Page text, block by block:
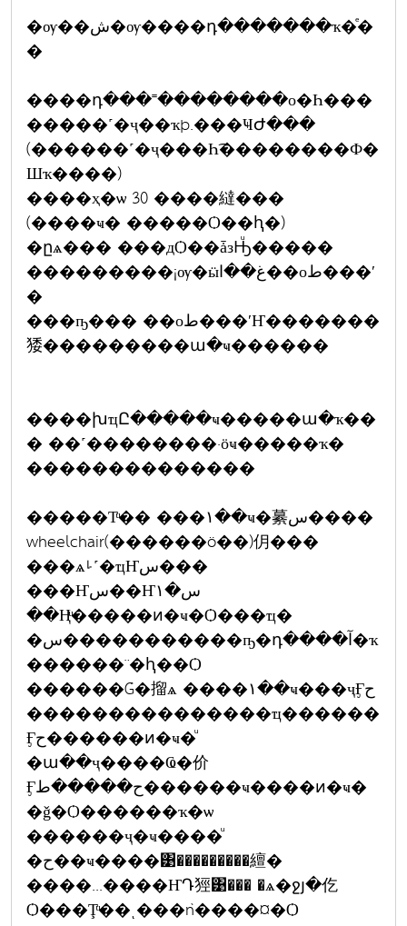
�ѹ��ش�ѹ����դ�������ҡ�ͤ�
�
����դ���˭��������о�Һ���
�����˹�ҷ��ҡþ.���ҸԺ���
(������˹�ҷ���Һ͡��������Ф�
Шҡ����)
����ҳ�ѡ 30 ����繨���
(����ҹ� �����Ѻ��ԧ�)
�ըѧ��� ���дѺ��ǡзԢͧ�����
���������¡ѹ�ӹغ��ا��оط���ʹ
�
���ҧ��� ��оط���ʹҤ�������
㹻���������ա�ҹ������
����խҵԸ�����ҹ�����ա�ҡ��
� ��˹��������·ӧҹ�����ҡ�
��������������
�����Тͧ�� ���١��ҹ�繤س����
wheelchair(������ö��)仴���
���ѧࡵ˹�ҵҤس���
���Ҥس��Ҥس�١
��Ңͧ�����ͷ�ҹ�Ѻ���ҵ�
�س�����������ҧ�դ����آ�ҡ
������¨�ԧ��Ѻ
������Ǵ�㨨ѧ ����١��ҹ���ҷӺح
���������������ҵ������
Ӻح������ͷ�ҹ�ͧ
�ա��ҷ����Ҩ�价
Ӻح�����ط������ҹ����ͷ�ҹ�
�ǧ�Ѻ������ҡ�ѡ
������ҷ�ҹ����ͧ
�ح��ҹ����͹���������繵�
����...����ҤԴ㹵͹��� �ѧ�ջյ�仡
Ѻ���Ţͧ��ͺ���ǹ����¤�Ѻ